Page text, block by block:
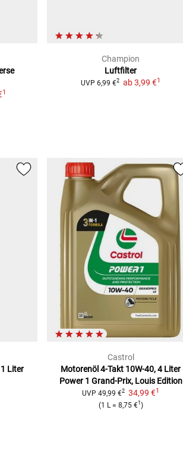
1
Champion
Luftfilter
UVP 6,99 €2 ab3,99 €1
Liter
Castrol
Motorenöl 4-Takt 10W-40, 4 Liter
Power 1 Grand-Prix, Louis Edition
UVP 49,99 €2 34,99 €1
(1 L = 8,75 €1 )